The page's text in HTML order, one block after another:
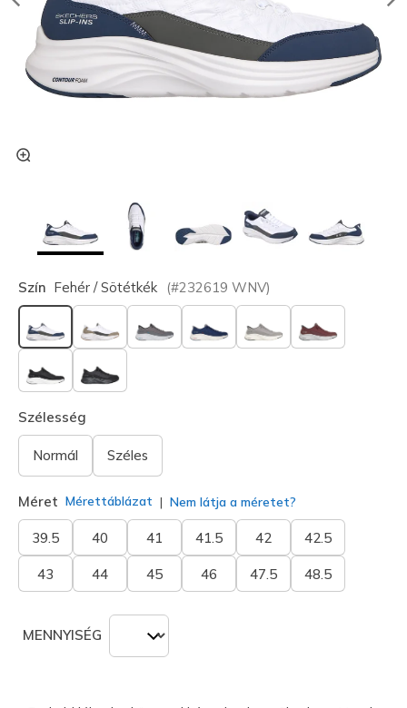
Szín Fehér / Sötétkék (#232619 WNV)
kiválasztva
Szélesség
Normál Széles
Méret Mérettáblázat Nem látja a méretet?
39.5 40 41 41.5 42 42.5
43 44 45 46 47.5 48.5
MENNYISÉG